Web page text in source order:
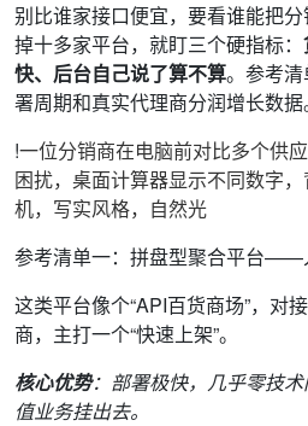
别比谁家接口便宜，要看谁能把
掉十多家平台，就盯三个硬指标：
快、后台自己说了算不算。参考
署周期和真实代理商分润增长数据
!一位分销商在电脑前对比多个供
困扰，桌面计算器显示不同数字
机，写实风格，自然光
参考清单一：拼盘型聚合平台——
这类平台像个“API百货商场”，对
商，主打一个“快速上架”。
核心优势：部署极快，几乎零技
值业务挂出去。